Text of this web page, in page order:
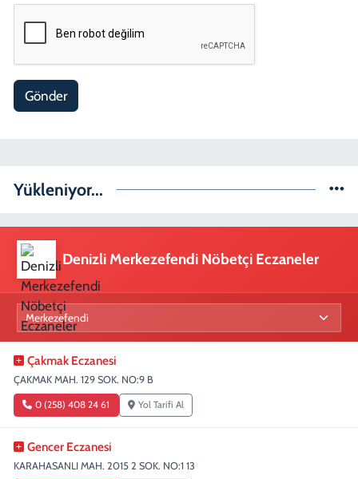
Gönder
Yükleniyor...
Denizli Merkezefendi Nöbetçi Eczaneler
Çakmak Eczanesi
ÇAKMAK MAH. 129 SOK. NO:9 B
0 (258) 408 24 61 Yol Tarifi Al
Gencer Eczanesi
KARAHASANLI MAH. 2015 2 SOK. NO:1 13